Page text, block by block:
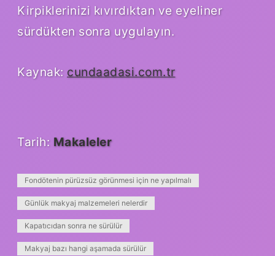
Kirpiklerinizi kıvırdıktan ve eyeliner
sürdükten sonra uygulayın.
Kaynak: cundaadasi.com.tr
Tarih: Makaleler
Fondötenin pürüzsüz görünmesi için ne yapılmalı
Günlük makyaj malzemeleri nelerdir
Kapatıcıdan sonra ne sürülür
Makyaj bazı hangi aşamada sürülür